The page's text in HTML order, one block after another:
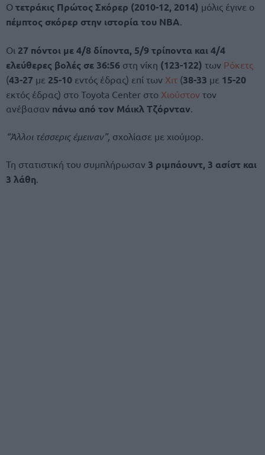
Ο τετράκις Πρώτος Σκόρερ (2010-12, 2014) μόλις έγινε ο
πέμπτος σκόρερ στην ιστορία του NBA.
Οι 27 πόντοι με 4/8 δίποντα, 5/9 τρίποντα και 4/4
ελεύθερες βολές σε 36:56 στη νίκη (123-122) των Ρόκετς
(43-27 με 25-10 εντός έδρας) επί των Χιτ (38-33 με 15-20
εκτός έδρας) στο Toyota Center στο Χιούστον τον
ανέβασαν πάνω από τον Μάικλ Τζόρνταν
“Άλλοι τέσσερις έμειναν”, σχολίασε με χιούμορ.
Τη στατιστική του συμπλήρωσαν 3 ριμπάουντ, 3 ασίστ και
3 λάθη